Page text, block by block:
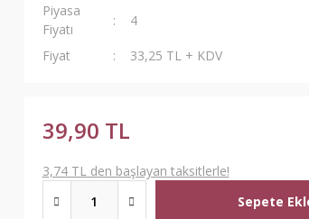
Piyasa
Fiyatı
4
Fiyat 33,25 TL + KDV
39,90 TL
3,74 TL den başlayan taksitlerle!
Sepete